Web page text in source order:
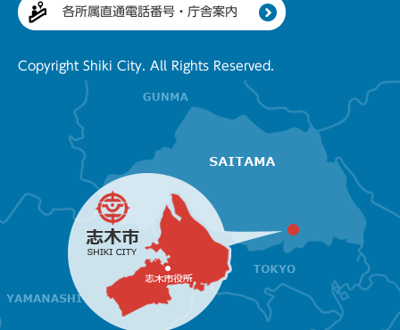
各所属直通電話番号・庁舎案内
Copyright Shiki City. All Rights Reserved.